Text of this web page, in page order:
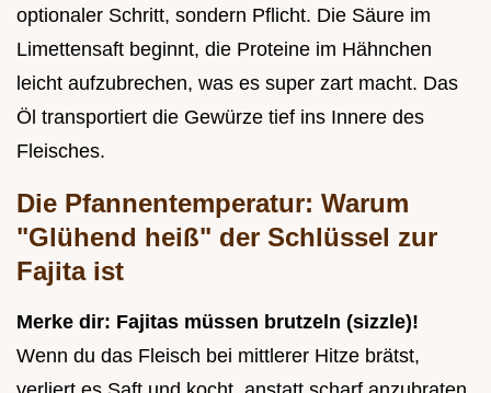
optionaler Schritt, sondern Pflicht. Die Säure im
Limettensaft beginnt, die Proteine im Hähnchen
leicht aufzubrechen, was es super zart macht. Das
Öl transportiert die Gewürze tief ins Innere des
Fleisches.
Die Pfannentemperatur: Warum
"Glühend heiß" der Schlüssel zur
Fajita ist
Merke dir: Fajitas müssen brutzeln (sizzle)!
Wenn du das Fleisch bei mittlerer Hitze brätst,